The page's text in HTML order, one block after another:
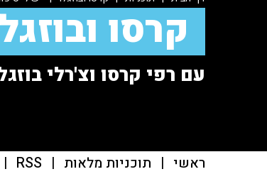
קרסו
עם רפי קרסו וצ'רלי
ראשי | תוכניות מלאות |
RSS
|